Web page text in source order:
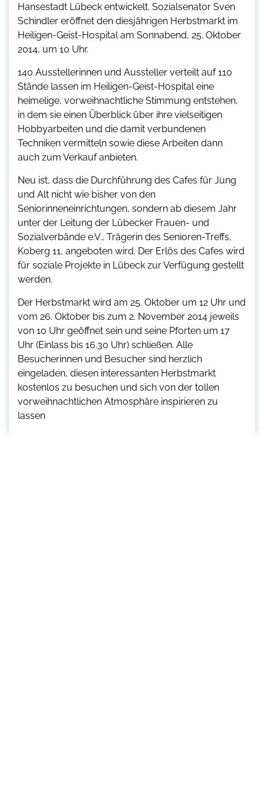
Hansestadt Lübeck entwickelt. Sozialsenator Sven
Schindler eröffnet den diesjährigen Herbstmarkt im
Heiligen-Geist-Hospital am Sonnabend, 25. Oktober
2014, um 10 Uhr.
140 Ausstellerinnen und Aussteller verteilt auf 110
Stände lassen im Heiligen-Geist-Hospital eine
heimelige, vorweihnachtliche Stimmung entstehen,
in dem sie einen Überblick über ihre vielseitigen
Hobbyarbeiten und die damit verbundenen
Techniken vermitteln sowie diese Arbeiten dann
auch zum Verkauf anbieten.
Neu ist, dass die Durchführung des Cafes für Jung
und Alt nicht wie bisher von den
Seniorinneneinrichtungen, sondern ab diesem Jahr
unter der Leitung der Lübecker Frauen- und
Sozialverbände e.V., Trägerin des Senioren-Treffs,
Koberg 11, angeboten wird. Der Erlös des Cafes wird
für soziale Projekte in Lübeck zur Verfügung gestellt
werden.
Der Herbstmarkt wird am 25. Oktober um 12 Uhr und
vom 26. Oktober bis zum 2. November 2014 jeweils
von 10 Uhr geöffnet sein und seine Pforten um 17
Uhr (Einlass bis 16.30 Uhr) schließen. Alle
Besucherinnen und Besucher sind herzlich
eingeladen, diesen interessanten Herbstmarkt
kostenlos zu besuchen und sich von der tollen
vorweihnachtlichen Atmosphäre inspirieren zu
lassen